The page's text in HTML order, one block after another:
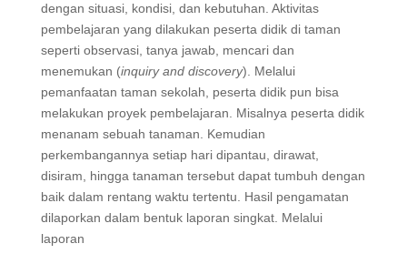
dengan situasi, kondisi, dan kebutuhan. Aktivitas
pembelajaran yang dilakukan peserta didik di taman
seperti observasi, tanya jawab, mencari dan
menemukan (inquiry and discovery). Melalui
pemanfaatan taman sekolah, peserta didik pun bisa
melakukan proyek pembelajaran. Misalnya peserta didik
menanam sebuah tanaman. Kemudian
perkembangannya setiap hari dipantau, dirawat,
disiram, hingga tanaman tersebut dapat tumbuh dengan
baik dalam rentang waktu tertentu. Hasil pengamatan
dilaporkan dalam bentuk laporan singkat. Melalui
laporan